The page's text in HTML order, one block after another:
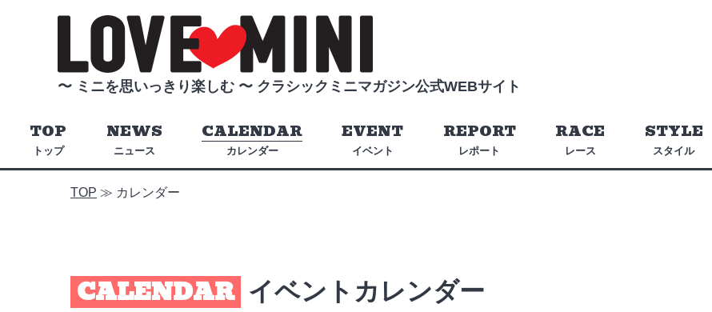
〜 ミニを思いっきり楽しむ 〜 クラシックミニマガジン公式WEBサイト
トップ
TOP
ニュース
NEWS
カレンダー
CALENDAR
イベント
EVENT
レポート
REPORT
レース
RACE
スタイル
STYLE
TOP ≫ カレンダー
CALENDAR イベントカレンダー